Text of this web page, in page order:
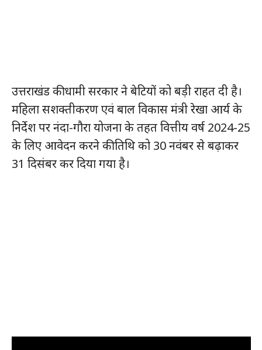
उत्तराखंड की धामी सरकार ने बेटियों को बड़ी राहत दी है।
महिला सशक्तीकरण एवं बाल विकास मंत्री रेखा आर्य के
निर्देश पर नंदा-गौरा योजना के तहत वित्तीय वर्ष 2024-25
के लिए आवेदन करने की तिथि को 30 नवंबर से बढ़ाकर
31 दिसंबर कर दिया गया है।